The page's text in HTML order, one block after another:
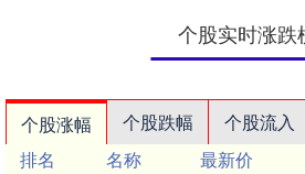
个股实时涨跌
个股涨幅 个股跌幅 个股流入
排名
名称 最新价